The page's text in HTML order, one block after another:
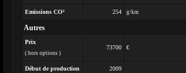
Emissions CO² 254 g/km
Autres
Prix
( hors options )
73700 €
Début de production 2009